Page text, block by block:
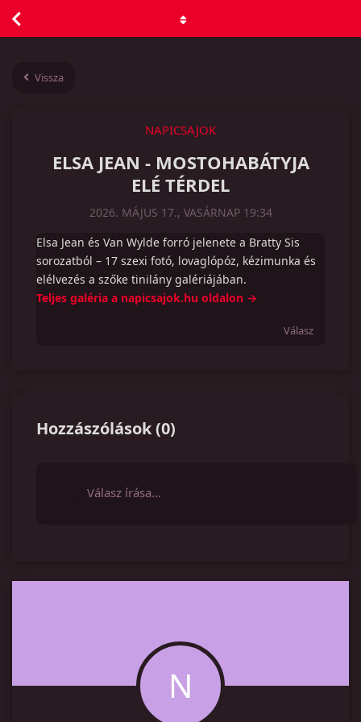
Vissza
NAPICSAJOK
ELSA JEAN - MOSTOHABÁTYJA
ELÉ TÉRDEL
2026. MÁJUS 17., VASÁRNAP 19:34
Elsa Jean és Van Wylde forró jelenete a Bratty Sis
sorozatból – 17 szexi fotó, lovaglópóz, kézimunka és
elélvezés a szőke tinilány galériájában.
Teljes galéria a napicsajok.hu oldalon →
Válasz
Hozzászólások(0)
Válasz írása…
N